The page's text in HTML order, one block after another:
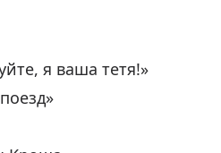
я ваша тетя!»